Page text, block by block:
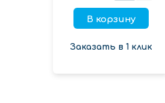
В корзину
Заказать в 1 клик